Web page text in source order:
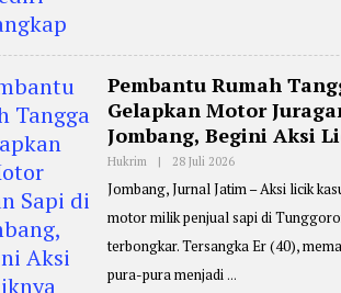
E
:
D
D
Y
J
K
W
I
D
D
Pembantu Rumah
Gelapkan Motor
Jombang, Begini Aksi
Hukrim | 28 Juli 2026O
E
R
E
P
R
Jombang, Jurnal Jatim – Aksi licik
motor milik penjual sapi di
terbongkar. Tersangka Er (40),
pura-pura menjadi